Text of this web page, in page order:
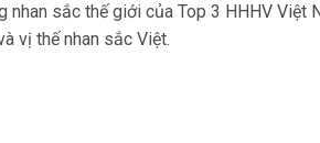
sắc thế giới của Top 3 HHHV Việt
vị thế nhan sắc Việt.